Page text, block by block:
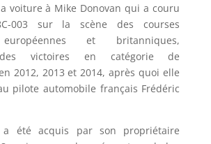
voiture à Mike Donovan qui a couru
003 sur la scène des courses
et britanniques,
des victoires en catégorie de
2012, 2013 et 2014, après quoi elle
pilote automobile français Frédéric
a été acquis par son propriétaire